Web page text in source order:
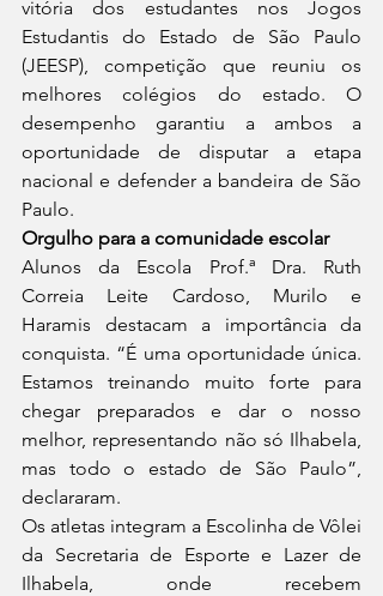
vitória dos estudantes nos Jogos
Estudantis do Estado de São Paulo
(JEESP), competição que reuniu os
melhores colégios do estado. O
desempenho garantiu a ambos a
oportunidade de disputar a etapa
nacional e defender a bandeira de São
Paulo.
Orgulho para a comunidade escolar
Alunos da Escola Prof.ª Dra. Ruth
Correia Leite Cardoso, Murilo e
Haramis destacam a importância da
conquista. “É uma oportunidade única.
Estamos treinando muito forte para
chegar preparados e dar o nosso
melhor, representando não só Ilhabela,
mas todo o estado de São Paulo”,
declararam.
Os atletas integram a Escolinha de Vôlei
da Secretaria de Esporte e Lazer de
Ilhabela, onde recebem